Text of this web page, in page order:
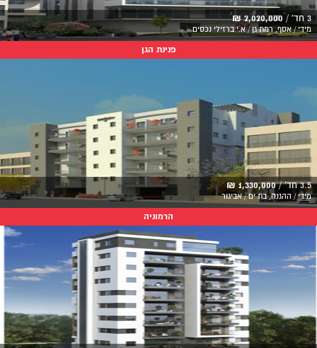
3 חד' / 2,020,000 ₪
מידי / אסף, רמת גן / א.י ברזילי נכסים
פנינת הגן
3.5 חד' / 1,330,000 ₪
מידי / ההגנה, בת ים / אביגור
הרמוניה